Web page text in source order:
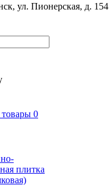
ул. Пионерская, д. 154
0